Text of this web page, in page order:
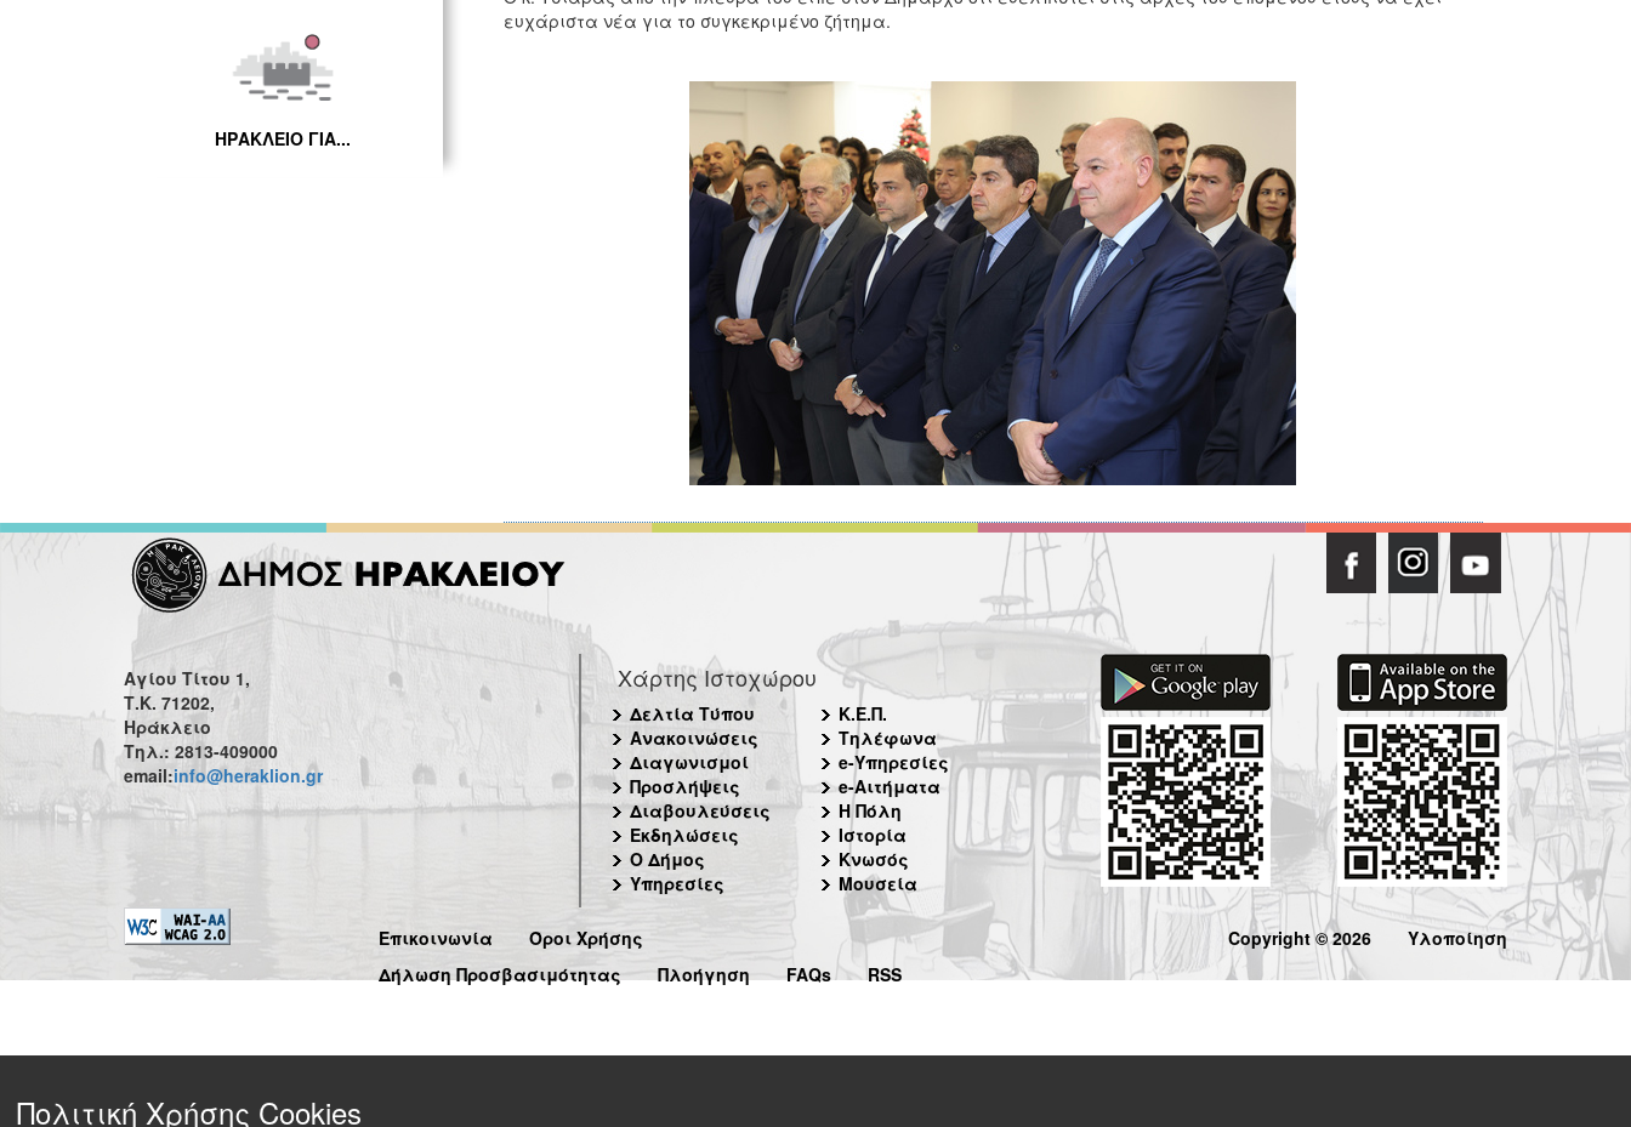
ΗΡΑΚΛΕΙΟ ΓΙΑ...
ευχάριστα νέα για το συγκεκριμένο ζήτημα.
Αγίου Τίτου 1,
Τ.Κ. 71202,
Ηράκλειο
Τηλ.: 2813-409000
email:info@heraklion.gr
Χάρτης Ιστοχώρου
Δελτία Τύπου
Ανακοινώσεις
Διαγωνισμοί
Προσλήψεις
Διαβουλεύσεις
Εκδηλώσεις
Ο Δήμος
Υπηρεσίες
Κ.Ε.Π.
Τηλέφωνα
e-Υπηρεσίες
e-Αιτήματα
Η Πόλη
Ιστορία
Κνωσός
Μουσεία
Επικοινωνία
Όροι Χρήσης
Δήλωση Προσβασιμότητας
Πλοήγηση FAQs RSS
Copyright © 2026 Υλοποίηση
Πολιτική Χρήσης Cookies